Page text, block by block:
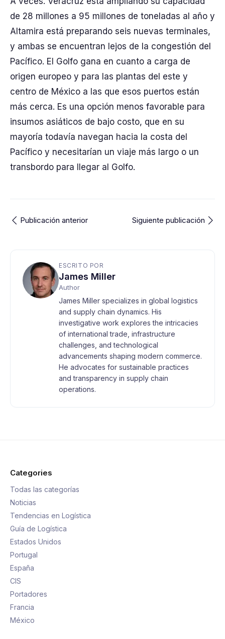
de 28 millones a 95 millones de toneladas al año y
Altamira está preparando seis nuevas terminales,
y ambas se encuentran lejos de la congestión del
Pacífico. El Golfo gana en cuanto a carga de
origen europeo y para las plantas del este y
centro de México a las que esos puertos están
más cerca. Es una opción menos favorable para
insumos asiáticos de bajo costo, que en su
mayoría todavía navegan hacia la costa del
Pacífico y necesitarían un viaje más largo o un
transbordo para llegar al Golfo.
Publicación anterior Siguiente publicación
ESCRITO POR
James Miller
Author
James Miller specializes in global logistics
and supply chain dynamics. His
investigative work explores the intricacies
of international trade, infrastructure
challenges, and technological
advancements shaping modern commerce.
He advocates for sustainable practices
and transparency in supply chain
operations.
Categories
Todas las categorías
Noticias
Tendencias en Logística
Guía de Logística
Estados Unidos
Portugal
España
CIS
Portadores
Francia
México